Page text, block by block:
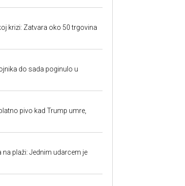
krizi: Zatvara oko 50 trgovina
do sada poginulo u
pivo kad Trump umre,
plaži: Jednim udarcem je